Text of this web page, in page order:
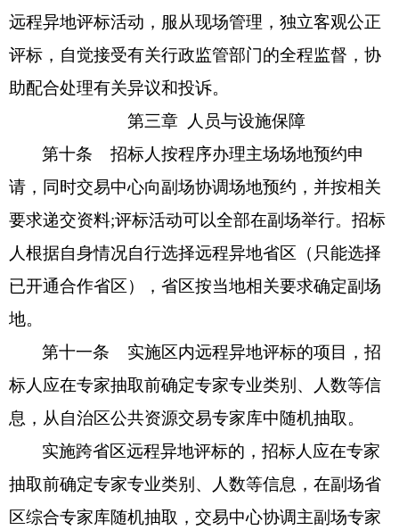
远程异地评标活动，服从现场管理，独立客观公正
评标，自觉接受有关行政监管部门的全程监督，协
助配合处理有关异议和投诉。
第三章
人员与设施保障
第十条招标人按程序办理主场场地预约申
请，同时交易中心向副场协调场地预约，并按相关
要求递交资料;评标活动可以全部在副场举行。招标
人根据自身情况自行选择远程异地省区（只能选择
已开通合作省区），省区按当地相关要求确定副场
地。
第十一条 实施区内远程异地评标的项目，招
标人应在专家抽取前确定专家专业类别、人数等信
息，从自治区公共资源交易专家库中随机抽取。
实施跨省区远程异地评标的，招标人应在专家
抽取前确定专家专业类别、人数等信息，在副场省
区综合专家库随机抽取，交易中心协调主副场专家